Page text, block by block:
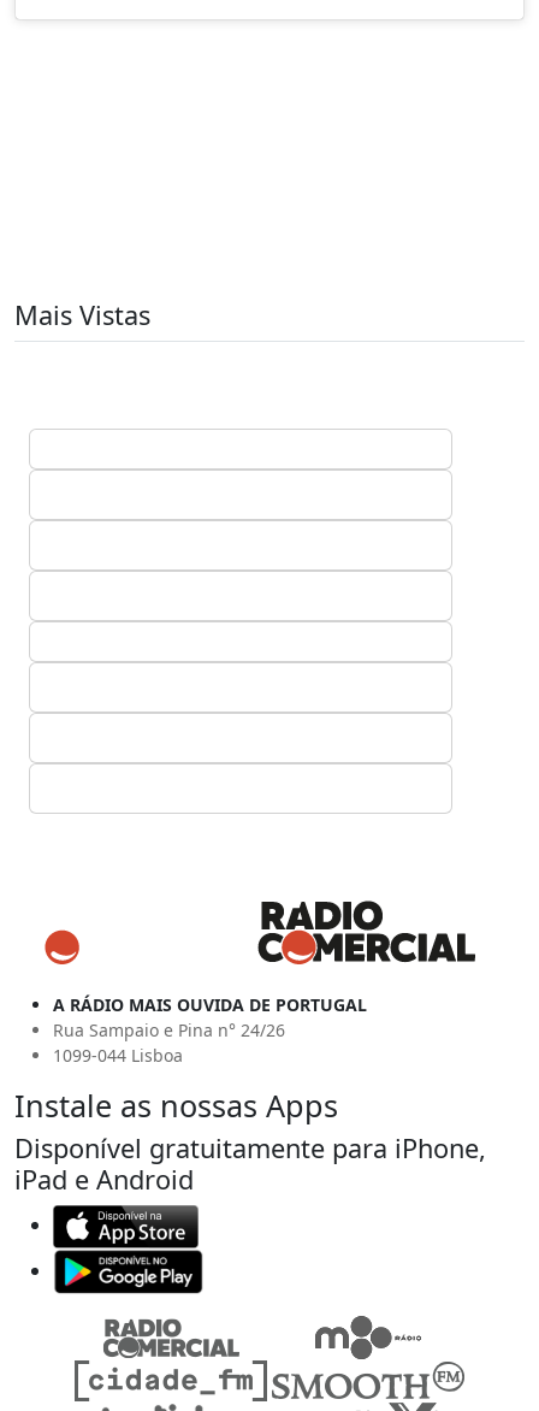
Mais Vistas
A RÁDIO MAIS OUVIDA DE PORTUGAL
Rua Sampaio e Pina n° 24/26
1099-044 Lisboa
Instale as nossas Apps
Disponível gratuitamente para iPhone,
iPad e Android